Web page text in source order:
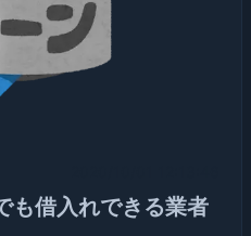
も借入れできる業者